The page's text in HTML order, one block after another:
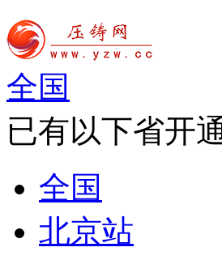
全国
已有以下省开
全国
北京站